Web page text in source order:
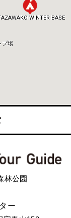
林公園
ー